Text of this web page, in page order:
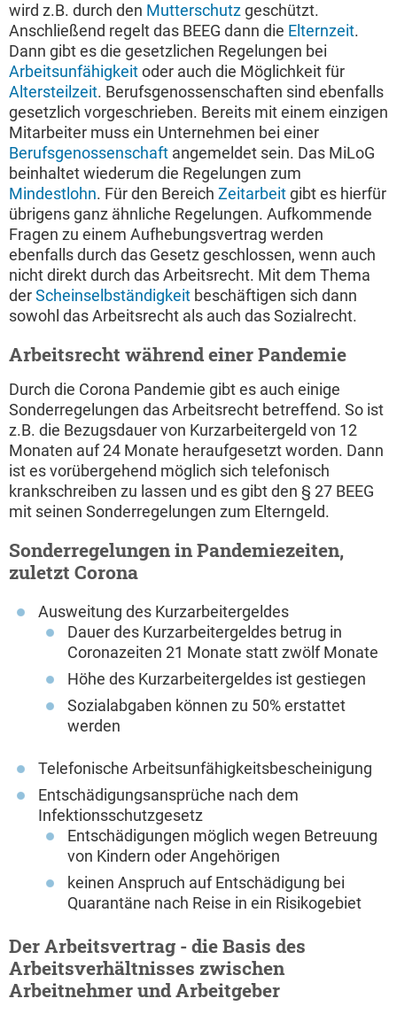
wird z.B. durch den Mutterschutzgeschützt.
Anschließend regelt das BEEG dann die Elternzeit.
Dann gibt es die gesetzlichen Regelungen bei
Arbeitsunfähigkeitoder auch die Möglichkeit für
Altersteilzeit. Berufsgenossenschaften sind ebenfalls
gesetzlich vorgeschrieben. Bereits mit einem einzigen
Mitarbeiter muss ein Unternehmen bei einer
Berufsgenossenschaft angemeldet sein. Das MiLoG
beinhaltet wiederum die Regelungen zum
Mindestlohn. Für den Bereich Zeitarbeitgibt es hierfür
übrigens ganz ähnliche Regelungen. Aufkommende
Fragen zu einem Aufhebungsvertrag werden
ebenfalls durch das Gesetz geschlossen, wenn auch
nicht direkt durch das Arbeitsrecht. Mit dem Thema
derScheinselbständigkeit beschäftigen sich dann
sowohl das Arbeitsrecht als auch das Sozialrecht.
Arbeitsrecht während einer Pandemie
Durch die Corona Pandemie gibt es auch einige
Sonderregelungen das Arbeitsrecht betreffend. So ist
z.B. die Bezugsdauer von Kurzarbeitergeld von 12
Monaten auf 24 Monate heraufgesetzt worden. Dann
ist es vorübergehend möglich sich telefonisch
krankschreiben zu lassen und es gibt den § 27 BEEG
mit seinen Sonderregelungen zum Elterngeld.
Sonderregelungen in Pandemiezeiten,
zuletzt Corona
Ausweitung des Kurzarbeitergeldes
Dauer des Kurzarbeitergeldes betrug in
Coronazeiten 21 Monate statt zwölf Monate
Höhe des Kurzarbeitergeldes ist gestiegen
Sozialabgaben können zu 50% erstattet
werden
Telefonische Arbeitsunfähigkeitsbescheinigung
Entschädigungsansprüche nach dem
Infektionsschutzgesetz
Entschädigungen möglich wegen Betreuung
von Kindern oder Angehörigen
keinen Anspruch auf Entschädigung bei
Quarantäne nach Reise in ein Risikogebiet
Der Arbeitsvertrag - die Basis des
Arbeitsverhältnisses zwischen
Arbeitnehmer und Arbeitgeber